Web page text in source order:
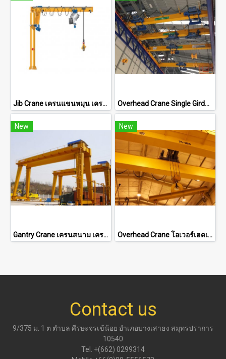
Jib Crane เครนแขนหมุน เครนแขนยื่น สำหรับงานยกเฉพาะจุดในโรงงาน Overhead Crane Single Girder เครนเหนือศีรษะ แบบคานเดี่ยว สำหรับโรงงานและคลังสินค้า
New
Gantry Crane เครนสนาม เครนขาสูง สำหรับลานงานและหน้าโรงงาน
New
Overhead Crane โอเวอร์เฮดเครน(เครนเหนือศีรษะ,เครนรางคู่)
Contact us
9/375 ม. 1 ต ตำบล ศีรษะจรเข้น้อย อำเภอบางเสาธง สมุทรปราการ
10540
Tel. +(662) 0299314